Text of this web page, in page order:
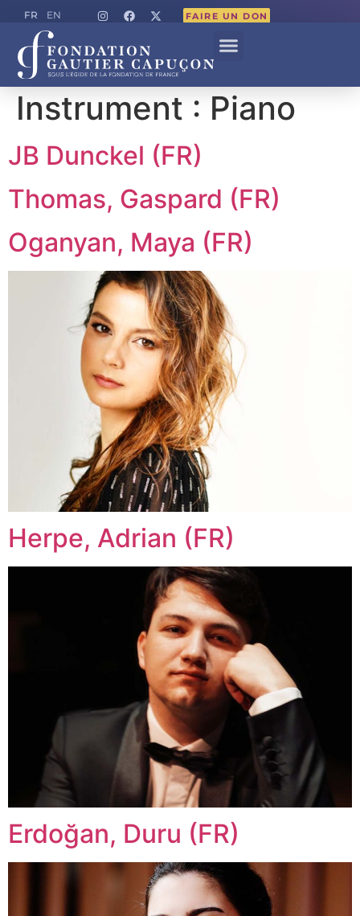
FR EN FAIRE UN DON
Instrument : Piano
JB Dunckel (FR)
Thomas, Gaspard (FR)
Oganyan, Maya (FR)
Herpe, Adrian (FR)
Erdoğan, Duru (FR)